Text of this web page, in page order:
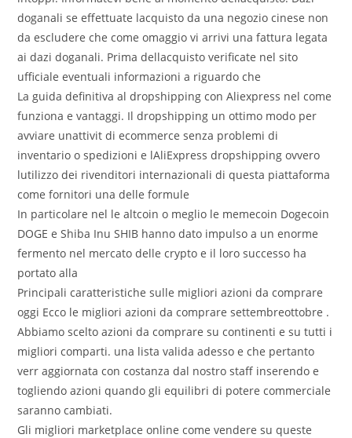
doganali se effettuate lacquisto da una negozio cinese non
da escludere che come omaggio vi arrivi una fattura legata
ai dazi doganali. Prima dellacquisto verificate nel sito
ufficiale eventuali informazioni a riguardo che
La guida definitiva al dropshipping con Aliexpress nel come
funziona e vantaggi. Il dropshipping un ottimo modo per
avviare unattivit di ecommerce senza problemi di
inventario o spedizioni e lAliExpress dropshipping ovvero
lutilizzo dei rivenditori internazionali di questa piattaforma
come fornitori una delle formule
In particolare nel le altcoin o meglio le memecoin Dogecoin
DOGE e Shiba Inu SHIB hanno dato impulso a un enorme
fermento nel mercato delle crypto e il loro successo ha
portato alla
Principali caratteristiche sulle migliori azioni da comprare
oggi Ecco le migliori azioni da comprare settembreottobre .
Abbiamo scelto azioni da comprare su continenti e su tutti i
migliori comparti. una lista valida adesso e che pertanto
verr aggiornata con costanza dal nostro staff inserendo e
togliendo azioni quando gli equilibri di potere commerciale
saranno cambiati.
Gli migliori marketplace online come vendere su queste